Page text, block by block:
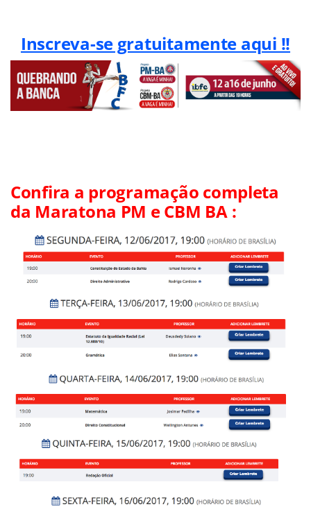
Inscreva-se gratuitamente aqui !!
Confira a programação completa
da Maratona PM e CBM BA :